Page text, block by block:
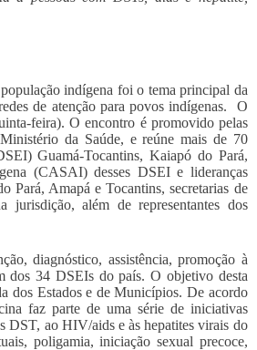
indígena foi o tema principal da
de atenção para povos indígenas. O
feira). O encontro é promovido pelas
da Saúde, e reúne mais de 70
Guamá-Tocantins, Kaiapó do Pará,
(CASAI) desses DSEI e lideranças
Pará, Amapá e Tocantins, secretarias de
jurisdição, além de representantes dos
diagnóstico, assistência, promoção à
dos 34 DSEIs do país. O objetivo desta
dos Estados e de Municípios. De acordo
faz parte de uma série de iniciativas
DST, ao HIV/aids e às hepatites virais do
poligamia, iniciação sexual precoce,